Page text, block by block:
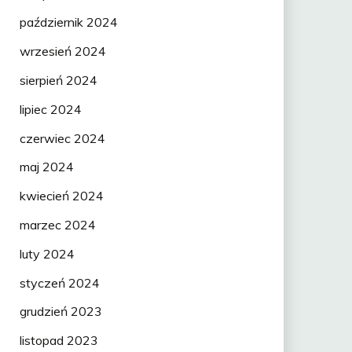
październik 2024
wrzesień 2024
sierpień 2024
lipiec 2024
czerwiec 2024
maj 2024
kwiecień 2024
marzec 2024
luty 2024
styczeń 2024
grudzień 2023
listopad 2023